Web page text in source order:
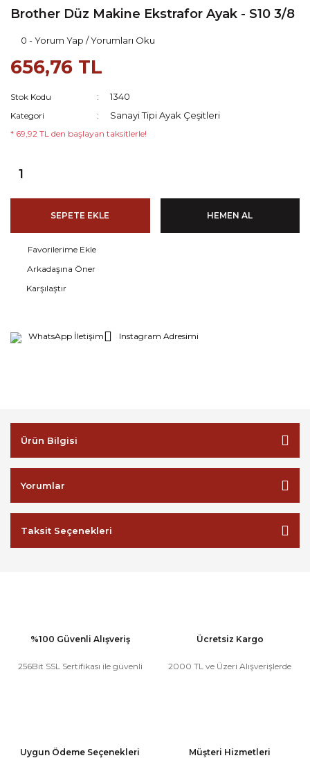
Brother Düz Makine Ekstrafor Ayak - S10 3/8
0 - Yorum Yap / Yorumları Oku
656,76 TL
Stok Kodu 1340
Kategori Sanayi Tipi Ayak Çeşitleri
* 69,92 TL den başlayan taksitlerle!
SEPETE EKLE HEMEN AL
Arkadaşına Öner
Karşılaştır
WhatsApp İletişim Instagram Adresimi
Ürün Bilgisi
Yorumlar
Taksit Seçenekleri
%100 Güvenli Alışveriş
256Bit SSL Sertifikası ile güvenli
Ücretsiz Kargo
2000 TL ve Üzeri Alışverişlerde
Uygun Ödeme Seçenekleri Müşteri Hizmetleri